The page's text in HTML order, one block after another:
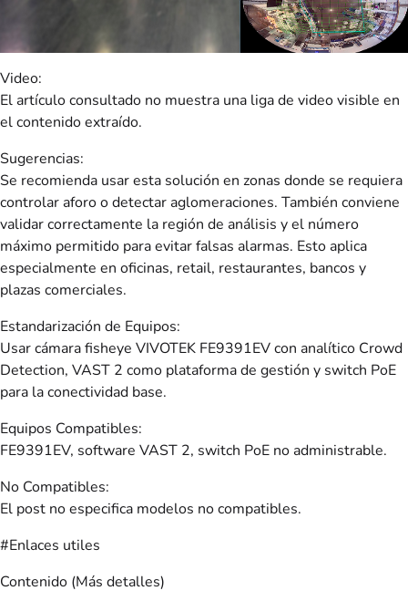
Video:
El artículo consultado no muestra una liga de video visible en
el contenido extraído.
Sugerencias:
Se recomienda usar esta solución en zonas donde se requiera
controlar aforo o detectar aglomeraciones. También conviene
validar correctamente la región de análisis y el número
máximo permitido para evitar falsas alarmas. Esto aplica
especialmente en oficinas, retail, restaurantes, bancos y
plazas comerciales.
Estandarización de Equipos:
Usar cámara fisheye VIVOTEK FE9391EV con analítico Crowd
Detection, VAST 2 como plataforma de gestión y switch PoE
para la conectividad base.
Equipos Compatibles:
FE9391EV, software VAST 2, switch PoE no administrable.
No Compatibles:
El post no especifica modelos no compatibles.
#Enlaces utiles
Contenido (Más detalles)